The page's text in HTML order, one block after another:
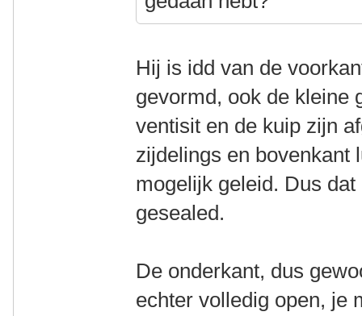
Hij is idd van de
gevormd, ook de kleine
ventisit en de kuip zijn
zijdelings en bovenkant
mogelijk geleid. Dus
gesealed.
De onderkant, dus
echter volledig open, je